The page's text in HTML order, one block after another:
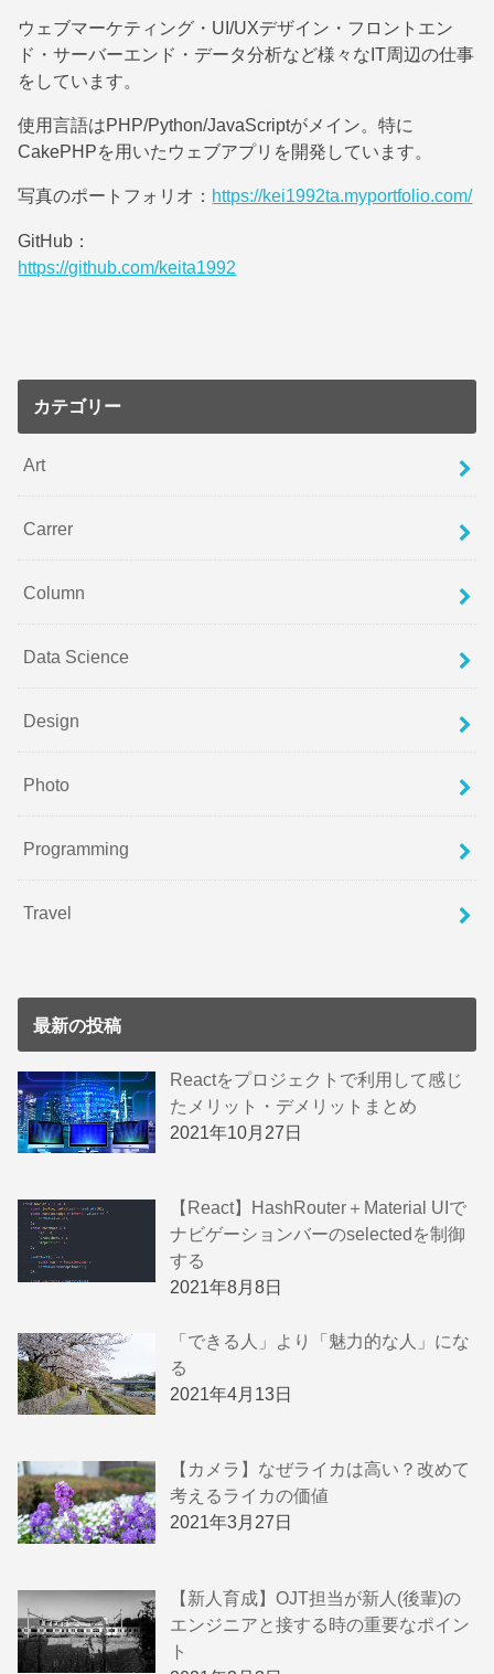
ウェブマーケティング・UI/UXデザイン・フロントエン
ド・サーバーエンド・データ分析など様々なIT周辺の仕事
をしています。
使用言語はPHP/Python/JavaScriptがメイン。特に
CakePHPを用いたウェブアプリを開発しています。
写真のポートフォリオ： https://kei1992ta.myportfolio.com/
GitHub：
https://github.com/keita1992
カテゴリー
Art
Carrer
Column
Data Science
Design
Photo
Programming
Travel
最新の投稿
Reactをプロジェクトで利用して感じ
たメリット・デメリットまとめ
2021年10月27日
【React】HashRouter＋Material UIで
ナビゲーションバーのselectedを制御
する
2021年8月8日
「できる人」より「魅力的な人」にな
る
2021年4月13日
【カメラ】なぜライカは高い？改めて
考えるライカの価値
2021年3月27日
【新人育成】OJT担当が新人(後輩)の
エンジニアと接する時の重要なポイン
ト